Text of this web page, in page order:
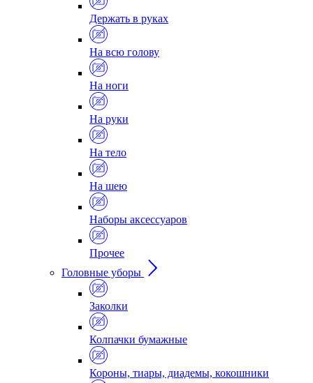
Держать в руках
На всю голову
На ноги
На руки
На тело
На шею
Наборы аксессуаров
Прочее
Головные уборы
Заколки
Колпачки бумажные
Короны, тиары, диадемы, кокошники